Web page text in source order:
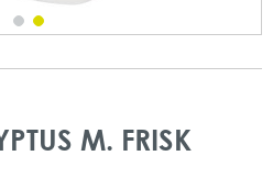
M. FRISK